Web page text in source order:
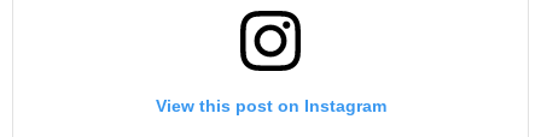
View this post on Instagram